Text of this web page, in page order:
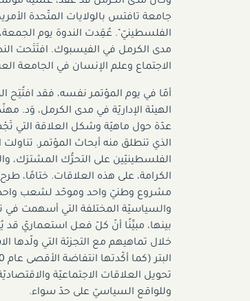
جامعة تافتس بالولايات المتّحدة
الفلسطينيّ". عُقِدت الندوة يوم
مدى الكرمل في الفيسبوك. افتَتَحت
الاجتماع وعلم الإنسان في الجامعة
أمّا في يوم المؤتمر نفسه، فقد افتُتِح
الهيئة الإداريّة في مدى الكرمل، وَد.
عدّة حول ماهيّة وشكل العلاقة التي
الذي تنطلق منه أبحاث المؤتمر.
الفلسطينيّين على التحرُّك المشترَك،
الكرامة، على هذه العلاقات. ختامًا،
مشروع وطنيّ واحد وموحّد لشعب واحد
والسياسيّة المختلفة التي أسهمت في
بينها، مبيِّنًا أنّ كلّ فعل استعماريّ قد
خلال تماهيهم مع التجزئة التي ولّدها
تحويل العلاقات الاجتماعيّة
وللواقع السياسيّ على حدّ سواء.